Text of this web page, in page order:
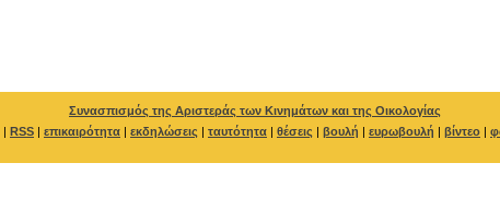
Συνασπισμός της Αριστεράς των Κινημάτων και της Οικολογίας
| RSS | επικαιρότητα | εκδηλώσεις | ταυτότητα | θέσεις | βουλή | ευρωβουλή | βίντεο |